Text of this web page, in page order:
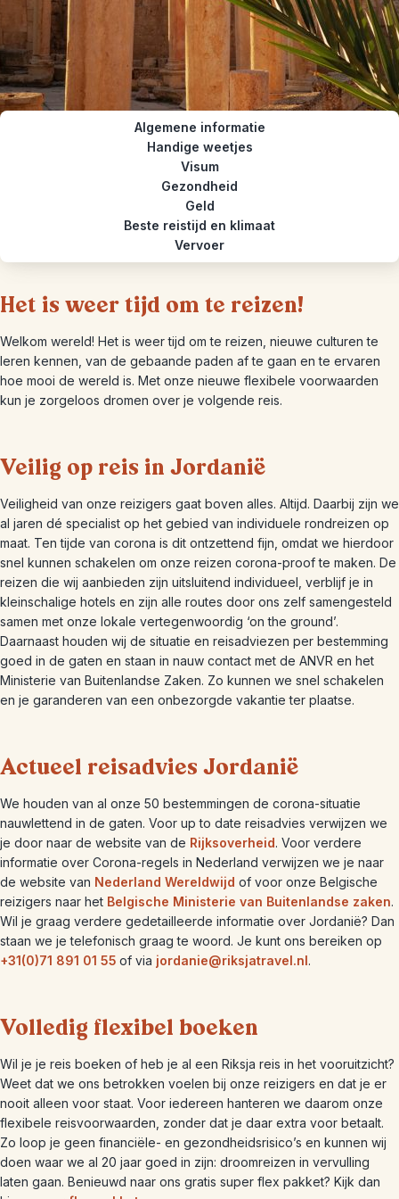
Algemene informatie
Handige weetjes
Visum
Gezondheid
Geld
Beste reistijd en klimaat
Vervoer
Het is weer tijd om te reizen!
Welkom wereld! Het is weer tijd om te reizen, nieuwe culturen te
leren kennen, van de gebaande paden af te gaan en te ervaren
hoe mooi de wereld is. Met onze nieuwe flexibele voorwaarden
kun je zorgeloos dromen over je volgende reis.
Veilig op reis in Jordanië
Veiligheid van onze reizigers gaat boven alles. Altijd. Daarbij zijn we
al jaren dé specialist op het gebied van individuele rondreizen op
maat. Ten tijde van corona is dit ontzettend fijn, omdat we hierdoor
snel kunnen schakelen om onze reizen corona-proof te maken. De
reizen die wij aanbieden zijn uitsluitend individueel, verblijf je in
kleinschalige hotels en zijn alle routes door ons zelf samengesteld
samen met onze lokale vertegenwoordig ‘on the ground’.
Daarnaast houden wij de situatie en reisadviezen per bestemming
goed in de gaten en staan in nauw contact met de ANVR en het
Ministerie van Buitenlandse Zaken. Zo kunnen we snel schakelen
en je garanderen van een onbezorgde vakantie ter plaatse.
Actueel reisadvies Jordanië
We houden van al onze 50 bestemmingen de corona-situatie
nauwlettend in de gaten. Voor up to date reisadvies verwijzen we
je door naar de website van de Rijksoverheid. Voor verdere
informatie over Corona-regels in Nederland verwijzen we je naar
de website van Nederland Wereldwijd of voor onze Belgische
reizigers naar het Belgische Ministerie van Buitenlandse zaken.
Wil je graag verdere gedetailleerde informatie over Jordanië? Dan
staan we je telefonisch graag te woord. Je kunt ons bereiken op
+31(0)71 891 01 55 of via jordanie@riksjatravel.nl.
Volledig flexibel boeken
Wil je je reis boeken of heb je al een Riksja reis in het vooruitzicht?
Weet dat we ons betrokken voelen bij onze reizigers en dat je er
nooit alleen voor staat. Voor iedereen hanteren we daarom onze
flexibele reisvoorwaarden, zonder dat je daar extra voor betaalt.
Zo loop je geen financiële- en gezondheidsrisico’s en kunnen wij
doen waar we al 20 jaar goed in zijn: droomreizen in vervulling
laten gaan. Benieuwd naar ons gratis super flex pakket? Kijk dan